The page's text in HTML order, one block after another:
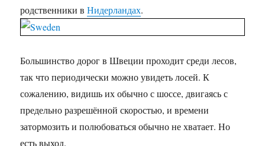
родственники вНидерландах.
Большинство дорог в Швеции проходит среди лесов,
так что периодически можно увидеть лосей. К
сожалению, видишь их обычно с шоссе, двигаясь с
предельно разрешённой скоростью, и времени
затормозить и полюбоваться обычно не хватает. Но
есть выход.